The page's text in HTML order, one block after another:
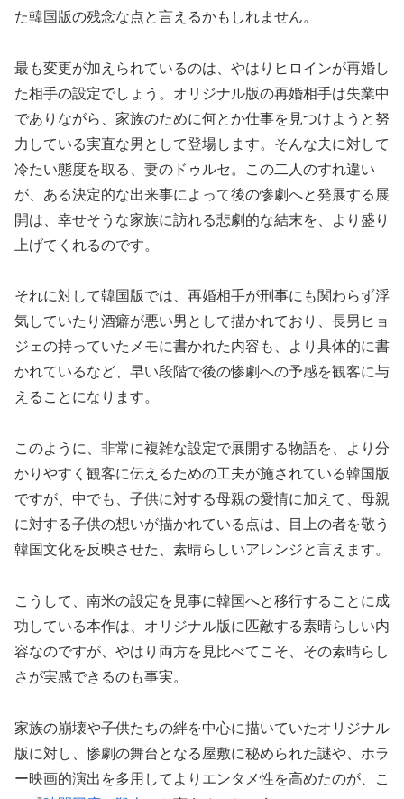
た韓国版の残念な点と言えるかもしれません。
最も変更が加えられているのは、やはりヒロインが再婚し
た相手の設定でしょう。オリジナル版の再婚相手は失業中
でありながら、家族のために何とか仕事を見つけようと努
力している実直な男として登場します。そんな夫に対して
冷たい態度を取る、妻のドゥルセ。この二人のすれ違い
が、ある決定的な出来事によって後の惨劇へと発展する展
開は、幸せそうな家族に訪れる悲劇的な結末を、より盛り
上げてくれるのです。
それに対して韓国版では、再婚相手が刑事にも関わらず浮
気していたり酒癖が悪い男として描かれており、長男ヒョ
ジェの持っていたメモに書かれた内容も、より具体的に書
かれているなど、早い段階で後の惨劇への予感を観客に与
えることになります。
このように、非常に複雑な設定で展開する物語を、より分
かりやすく観客に伝えるための工夫が施されている韓国版
ですが、中でも、子供に対する母親の愛情に加えて、母親
に対する子供の想いが描かれている点は、目上の者を敬う
韓国文化を反映させた、素晴らしいアレンジと言えます。
こうして、南米の設定を見事に韓国へと移行することに成
功している本作は、オリジナル版に匹敵する素晴らしい内
容なのですが、やはり両方を見比べてこそ、その素晴らし
さが実感できるのも事実。
家族の崩壊や子供たちの絆を中心に描いていたオリジナル
版に対し、惨劇の舞台となる屋敷に秘められた謎や、ホラ
ー映画的演出を多用してよりエンタメ性を高めたのが、こ